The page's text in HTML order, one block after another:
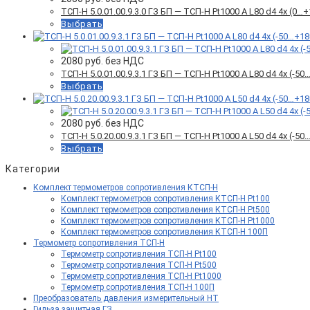
ТСП-Н 5.0.01.00.9.3.0 ГЗ БП — ТСП-Н Pt1000 A L80 d4 4x
Выбрать
2080 руб. без НДС
ТСП-Н 5.0.01.00.9.3.1 ГЗ БП — ТСП-Н Pt1000 A L80 d4 4x (-
Выбрать
2080 руб. без НДС
ТСП-Н 5.0.20.00.9.3.1 ГЗ БП — ТСП-Н Pt1000 A L50 d4 4x (-
Выбрать
Категории
Комплект термометров сопротивления КТСП-Н
Комплект термометров сопротивления КТСП-Н Pt100
Комплект термометров сопротивления КТСП-Н Pt500
Комплект термометров сопротивления КТСП-Н Pt1000
Комплект термометров сопротивления КТСП-Н 100П
Термометр сопротивления ТСП-Н
Термометр сопротивления ТСП-Н Pt100
Термометр сопротивления ТСП-Н Pt500
Термометр сопротивления ТСП-Н Pt1000
Термометр сопротивления ТСП-Н 100П
Преобразователь давления измерительный НТ